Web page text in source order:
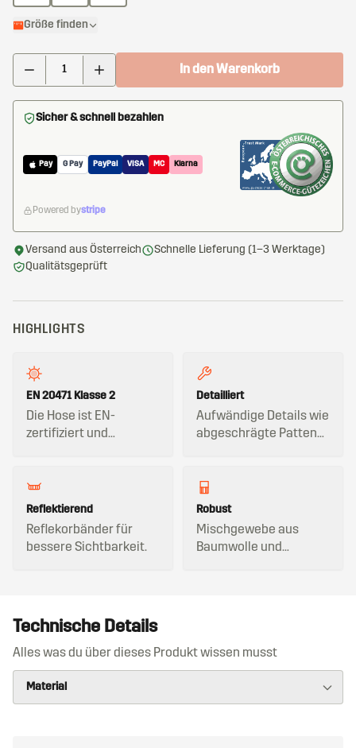
Größe finden
In den Warenkorb
Sicher & schnell bezahlen
Pay G Pay PayPal VISA MC Klarna
Powered bystripe
Versand aus Österreich
Schnelle Lieferung (1–3 Werktage)
Qualitätsgeprüft
HIGHLIGHTS
EN 20471 Klasse 2
Die Hose ist EN-
zertifiziert und
Detailliert
Aufwändige Details wie
abgeschrägte Patten
Reflektierend
Reflekorbänder für
bessere Sichtbarkeit.
Robust
Mischgewebe aus
Baumwolle und
Technische Details
Alles was du über dieses Produkt wissen musst